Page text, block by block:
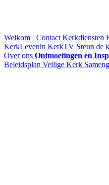
Welkom Contact Kerkdiensten
KerkLevenin KerkTV Steun de
Over ons Ontmoetingen en
Beleidsplan Veilige Kerk